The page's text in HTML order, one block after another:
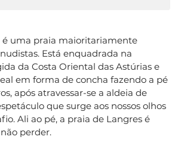
é uma praia maioritariamente
Está enquadrada na
da Costa Oriental das Astúrias e
em forma de concha fazendo a pé
após atravessar-se a aldeia de
que surge aos nossos olhos
Ali ao pé, a praia de Langres é
perder.